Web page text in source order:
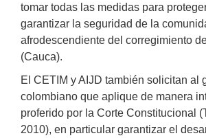
tomar todas las medidas para
garantizar la seguridad de la
afrodescendiente del corregimiento
(Cauca).
El CETIM y AIJD también solicitan al
colombiano que aplique de manera
proferido por la Corte Constitucional
2010), en particular garantizar el